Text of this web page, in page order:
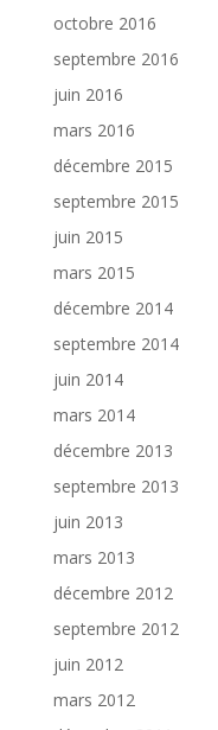
octobre 2016
septembre 2016
juin 2016
mars 2016
décembre 2015
septembre 2015
juin 2015
mars 2015
décembre 2014
septembre 2014
juin 2014
mars 2014
décembre 2013
septembre 2013
juin 2013
mars 2013
décembre 2012
septembre 2012
juin 2012
mars 2012